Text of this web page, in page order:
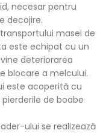
necesar pentru
decojire.
masei de
este echipat cu un
deteriorarea
blocare a melcului.
este acoperită cu
de boabe
ului se realizează